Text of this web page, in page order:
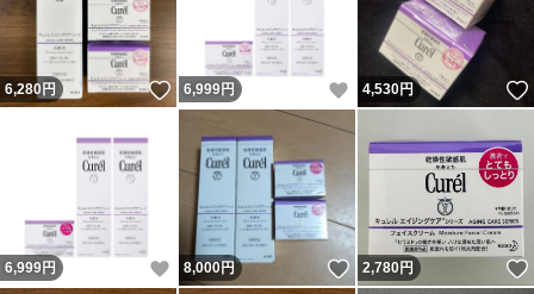
6,280 円 いいね！
6,999円 いいね！
4,530円
6,999円 いいね！
8,000円 いいね！
2,780円